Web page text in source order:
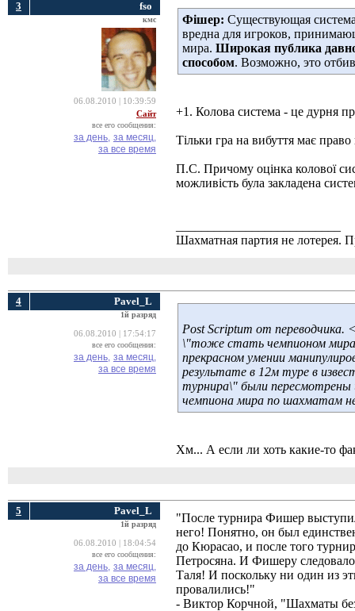
3 fso
кмс
06.08.2010 | 10:39:59
Сайт
все его сообщения:
за день, за месяц,
за все время
Фішер: Существующая
вредна для игроков,
мира. Широкая публика
способом. Возможно, это
+1. Колова система - це дурня
Тільки гра на вибуття має
П.С. Причому оцінка колової
можливість була закладена
Шахматная партия не
4 Pavel_L
1й разряд
06.08.2010 | 17:54:17
все его сообщения:
за день, за месяц,
за все время
Post Scriptum от
\"тоже стать чемпионом
прекрасном умении
результате в 12м туре в
турнира\" были пересмотрены
чемпиона мира по шахматам
Хм... А если ли хоть какие-то
5 Pavel_L
1й разряд
06.08.2010 | 18:04:54
все его сообщения:
за день, за месяц,
за все время
"После турнира Фишер
него! Понятно, он был
до Кюрасао, и после того
Петросяна. И Фишеру
Таля! И поскольку ни один из
провалились!"
- Виктор Корчной, "Шахматы